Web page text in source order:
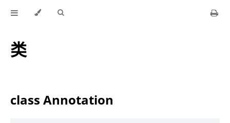
类
class Annotation